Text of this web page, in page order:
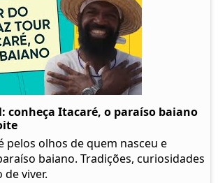
conheça Itacaré, o paraíso baiano
pelos olhos de quem nasceu e
baiano. Tradições, curiosidades
viver.